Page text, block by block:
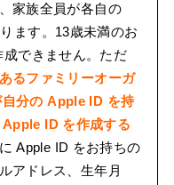
家族全員が各自の
ます。13歳未満のお
できません。ただ
るファミリーオーガ
分の Apple ID を持
ID を作成する
Apple ID をお持ちの
アドレス、生年月